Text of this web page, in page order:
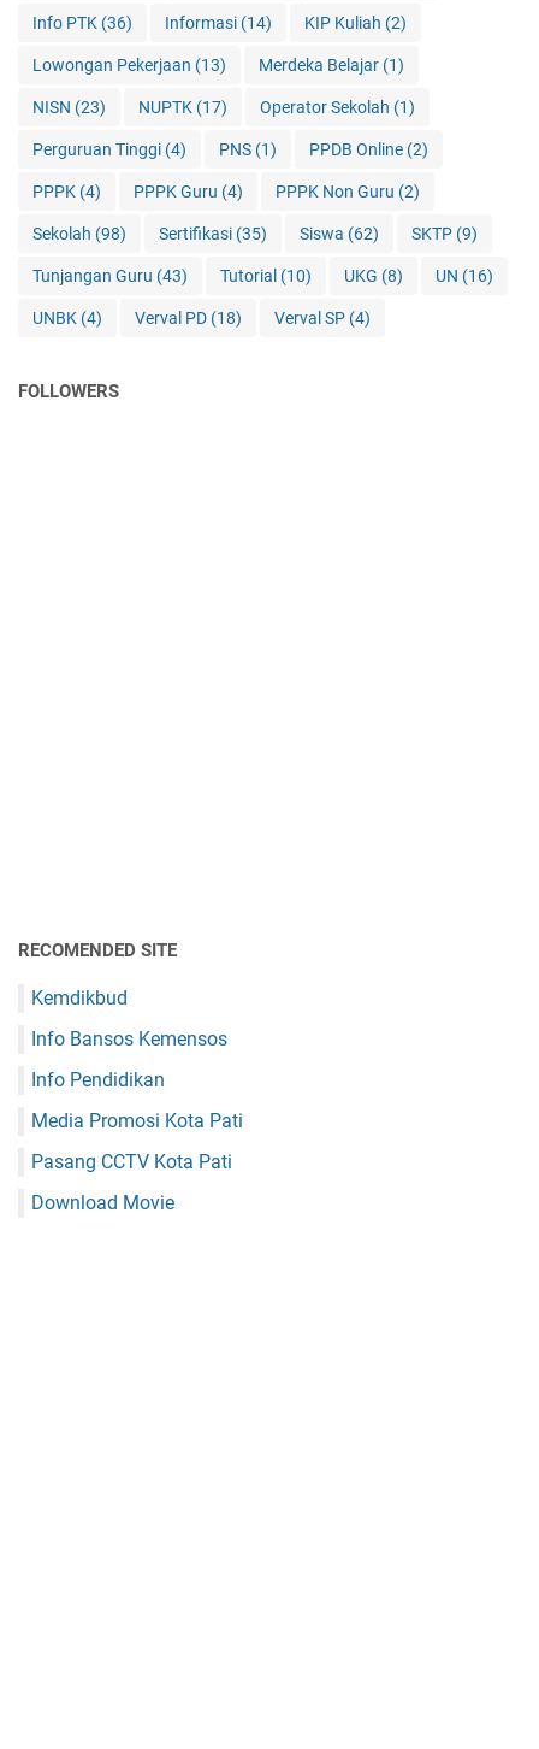
Info PTK (36) Informasi (14) KIP Kuliah (2)
Lowongan Pekerjaan (13) Merdeka Belajar (1)
NISN (23) NUPTK (17) Operator Sekolah (1)
Perguruan Tinggi (4) PNS (1) PPDB Online (2)
PPPK (4) PPPK Guru (4) PPPK Non Guru (2)
Sekolah (98) Sertifikasi (35) Siswa (62) SKTP (9)
Tunjangan Guru (43) Tutorial (10) UKG (8) UN (16)
UNBK (4) Verval PD (18) Verval SP (4)
FOLLOWERS
RECOMENDED SITE
Kemdikbud
Info Bansos Kemensos
Info Pendidikan
Media Promosi Kota Pati
Pasang CCTV Kota Pati
Download Movie